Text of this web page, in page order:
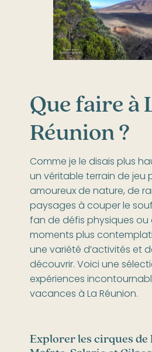
Que faire à
Réunion ?
Comme je le disais plus
un véritable terrain de jeu
amoureux de nature, de
paysages à couper le
fan de défis physiques
moments plus
une variété d’activités et
découvrir. Voici une
expériences
vacances à La Réunion.
Explorer les cirques de